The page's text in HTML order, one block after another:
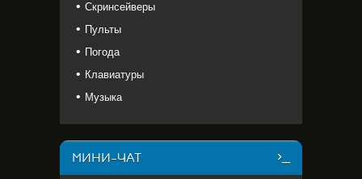
Скринсейверы
Пульты
Погода
Клавиатуры
Музыка
МИНИ-ЧАТ